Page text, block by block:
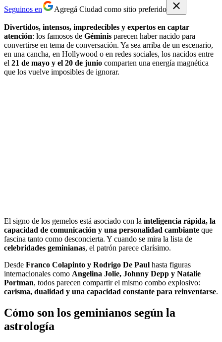
Seguinos en Agregá Ciudad como sitio preferido
Divertidos, intensos, impredecibles y expertos en captar
atención: los famosos de Géminis parecen haber nacido para
convertirse en tema de conversación. Ya sea arriba de un escenario,
en una cancha, en Hollywood o en redes sociales, los nacidos entre
el 21 de mayo y el 20 de junio comparten una energía magnética
que los vuelve imposibles de ignorar.
El signo de los gemelos está asociado con la inteligencia rápida, la
capacidad de comunicación y una personalidad cambiante que
fascina tanto como desconcierta. Y cuando se mira la lista de
celebridades geminianas, el patrón parece clarísimo.
Desde Franco Colapinto y Rodrigo De Paul hasta figuras
internacionales como Angelina Jolie, Johnny Depp y Natalie
Portman, todos parecen compartir el mismo combo explosivo:
carisma, dualidad y una capacidad constante para reinventarse.
Cómo son los geminianos según la
astrología